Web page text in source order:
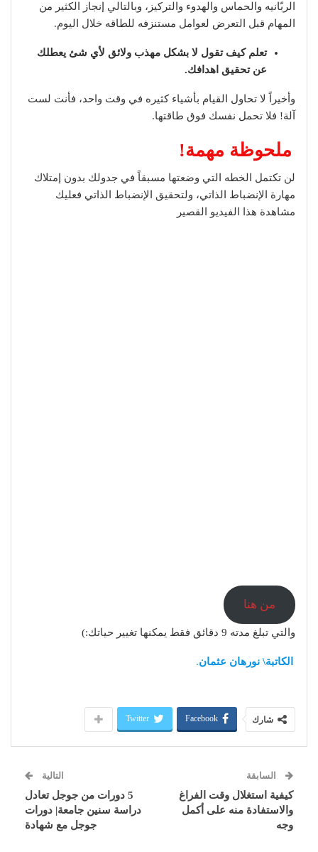
الربّانيه والحماس والهدوء والتركيز، وبالتالي إنجاز الكثير من
المهام قبل التعرض لعوامل مستنزفه للطاقه خلال اليوم.
تعلم كيف تقول لا بشكل مهذب ولائق لأي شئ يعطلك
عن تحقيق اهدافك.
وأخيراً لا تحاول القيام بأشياء كثيره في وقت واحد، فأنت لست
آلة! فلا تحمل نفسك فوق طاقتها.
ملحوظة مهمة!
لن تكتمل الخطه التي وضعتها مسبقاً في جدولك بدون إمتلاك
مهارة الإنضباط الذاتي، ولتحقيق الإنضباط الذاتي فعليك
مشاهدة هذا الفيديو القصير
من هنا
والتي تبلغ مدته 9 دقائق فقط يمكنها تغيير حياتك:)
الكاتبة\ نورهان عثمان.
شارك Facebook
Twitter
السابقة
كيفية استغلال وقت الفراغ
والاستفادة منه على أكمل
وجه
التالية
5 دورات من جوجل تعادل
دراسة سنين جامعة| دورات
جوجل مع شهادة